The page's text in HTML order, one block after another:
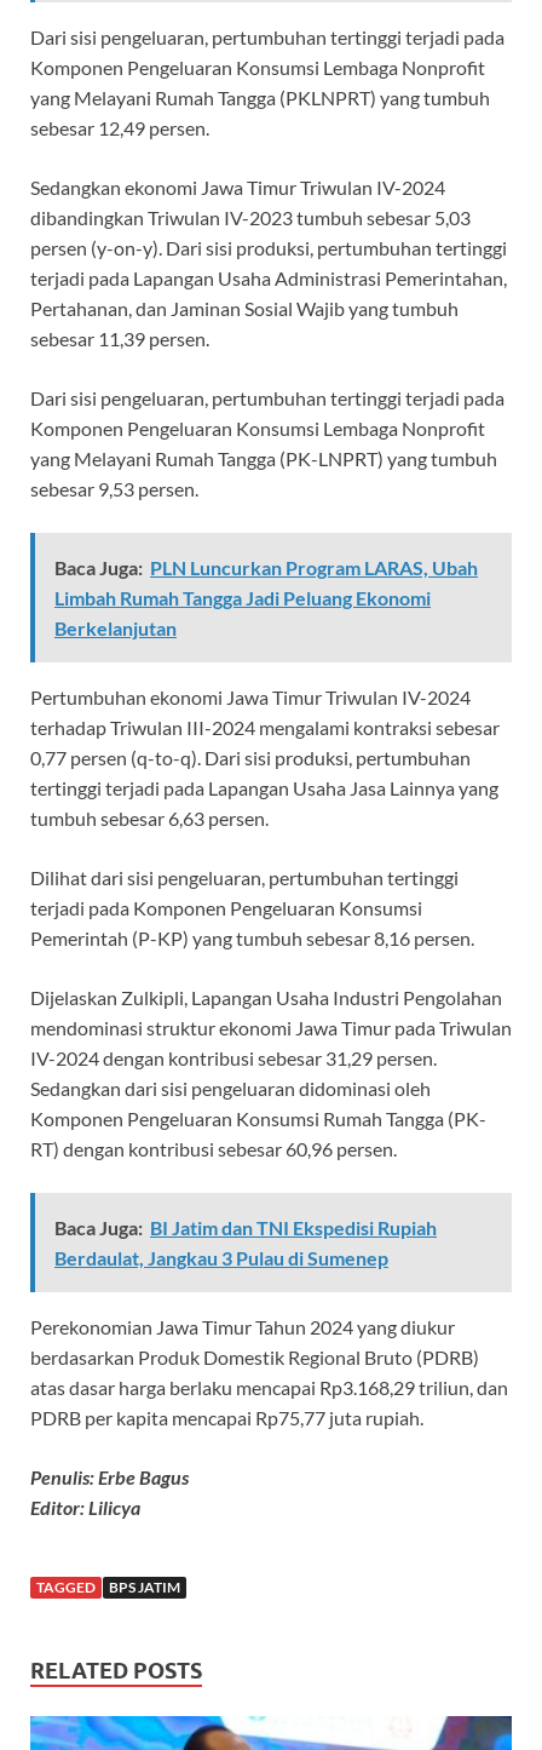
Dari sisi pengeluaran, pertumbuhan tertinggi terjadi pada
Komponen Pengeluaran Konsumsi Lembaga Nonprofit
yang Melayani Rumah Tangga (PKLNPRT) yang tumbuh
sebesar 12,49 persen.
Sedangkan ekonomi Jawa Timur Triwulan IV-2024
dibandingkan Triwulan IV-2023 tumbuh sebesar 5,03
persen (y-on-y). Dari sisi produksi, pertumbuhan tertinggi
terjadi pada Lapangan Usaha Administrasi Pemerintahan,
Pertahanan, dan Jaminan Sosial Wajib yang tumbuh
sebesar 11,39 persen.
Dari sisi pengeluaran, pertumbuhan tertinggi terjadi pada
Komponen Pengeluaran Konsumsi Lembaga Nonprofit
yang Melayani Rumah Tangga (PK-LNPRT) yang tumbuh
sebesar 9,53 persen.
Baca Juga: PLN Luncurkan Program LARAS, Ubah
Limbah Rumah Tangga Jadi Peluang Ekonomi
Berkelanjutan
Pertumbuhan ekonomi Jawa Timur Triwulan IV-2024
terhadap Triwulan III-2024 mengalami kontraksi sebesar
0,77 persen (q-to-q). Dari sisi produksi, pertumbuhan
tertinggi terjadi pada Lapangan Usaha Jasa Lainnya yang
tumbuh sebesar 6,63 persen.
Dilihat dari sisi pengeluaran, pertumbuhan tertinggi
terjadi pada Komponen Pengeluaran Konsumsi
Pemerintah (P-KP) yang tumbuh sebesar 8,16 persen.
Dijelaskan Zulkipli, Lapangan Usaha Industri Pengolahan
mendominasi struktur ekonomi Jawa Timur pada Triwulan
IV-2024 dengan kontribusi sebesar 31,29 persen.
Sedangkan dari sisi pengeluaran didominasi oleh
Komponen Pengeluaran Konsumsi Rumah Tangga (PK-
RT) dengan kontribusi sebesar 60,96 persen.
Baca Juga: BI Jatim dan TNI Ekspedisi Rupiah
Berdaulat, Jangkau 3 Pulau di Sumenep
Perekonomian Jawa Timur Tahun 2024 yang diukur
berdasarkan Produk Domestik Regional Bruto (PDRB)
atas dasar harga berlaku mencapai Rp3.168,29 triliun, dan
PDRB per kapita mencapai Rp75,77 juta rupiah.
Penulis: Erbe Bagus
Editor: Lilicya
TAGGED BPS JATIM
RELATED POSTS